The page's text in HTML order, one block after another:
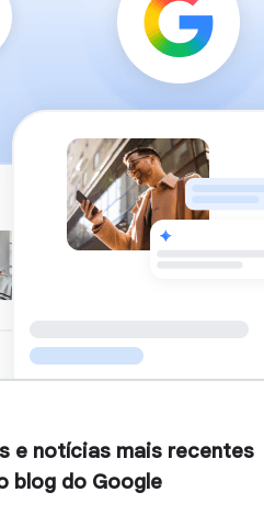
e notícias mais recentes
blog do Google